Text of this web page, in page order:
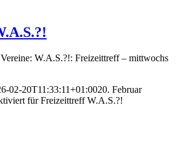
W.A.S.?!: Freizeittreff – mittwochs
02-20T11:33:11+01:0020. Februar
für Freizeittreff W.A.S.?!